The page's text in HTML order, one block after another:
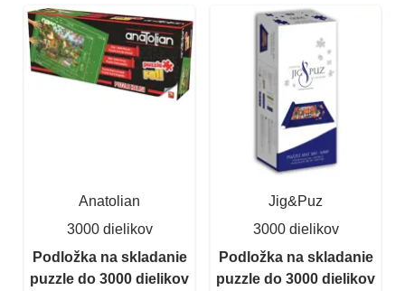
Anatolian
3000 dielikov
Podložka na skladanie
puzzle do 3000 dielikov
Jig&Puz
3000 dielikov
Podložka na skladanie
puzzle do 3000 dielikov